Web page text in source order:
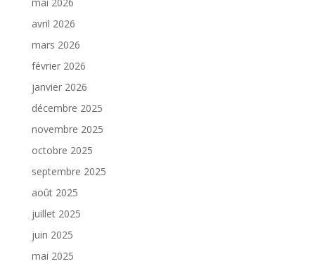
avril 2026
mars 2026
février 2026
janvier 2026
décembre 2025
novembre 2025
octobre 2025
septembre 2025
août 2025
juillet 2025
juin 2025
mai 2025